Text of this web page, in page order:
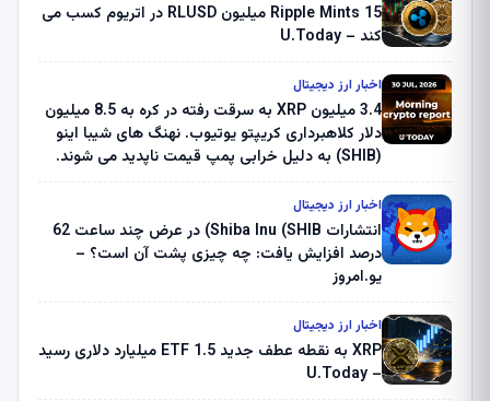
Ripple Mints 15 میلیون RLUSD در اتریوم کسب می
کند – U.Today
اخبار ارز دیجیتال
3.4 میلیون XRP به سرقت رفته در کره به 8.5 میلیون
دلار کلاهبرداری کریپتو یوتیوب. نهنگ های شیبا اینو
(SHIB) به دلیل خرابی پمپ قیمت ناپدید می شوند.
ثبت کرد – گزارش کریپتو صبح – U.Today
اخبار ارز دیجیتال
انتشارات Shiba Inu (SHIB) در عرض چند ساعت 62
درصد افزایش یافت: چه چیزی پشت آن است؟ –
یو.امروز
اخبار ارز دیجیتال
XRP به نقطه عطف جدید ETF 1.5 میلیارد دلاری رسید
– U.Today